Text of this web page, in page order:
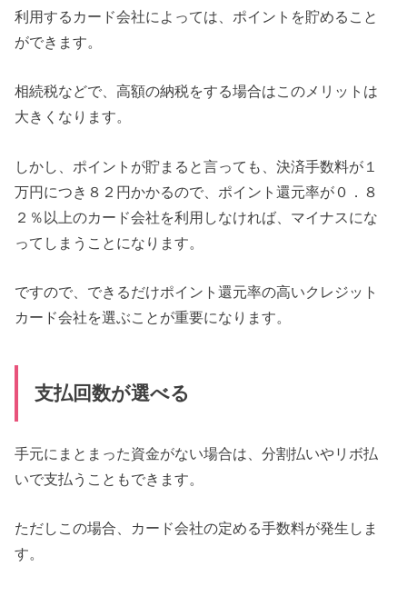
利用するカード会社によっては、ポイントを貯めること
ができます。
相続税などで、高額の納税をする場合はこのメリットは
大きくなります。
しかし、ポイントが貯まると言っても、決済手数料が１
万円につき８２円かかるので、ポイント還元率が０．８
２％以上のカード会社を利用しなければ、マイナスにな
ってしまうことになります。
ですので、できるだけポイント還元率の高いクレジット
カード会社を選ぶことが重要になります。
支払回数が選べる
手元にまとまった資金がない場合は、分割払いやリボ払
いで支払うこともできます。
ただしこの場合、カード会社の定める手数料が発生しま
す。